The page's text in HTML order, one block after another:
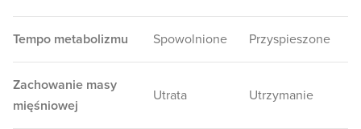
Tempo metabolizmu Spowolnione Przyspieszone
Zachowanie masy
mięśniowej
Utrata Utrzymanie